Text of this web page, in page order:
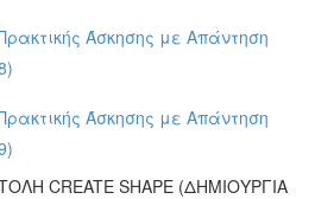
Άσκησης με Απάντηση
Άσκησης με Απάντηση
CREATE SHAPE (ΔΗΜΙΟΥΡΓΙΑ